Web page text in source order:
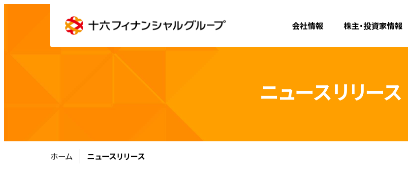
会社情報 株主・投資家情報
ニュースリリース
ホーム ニュースリリース